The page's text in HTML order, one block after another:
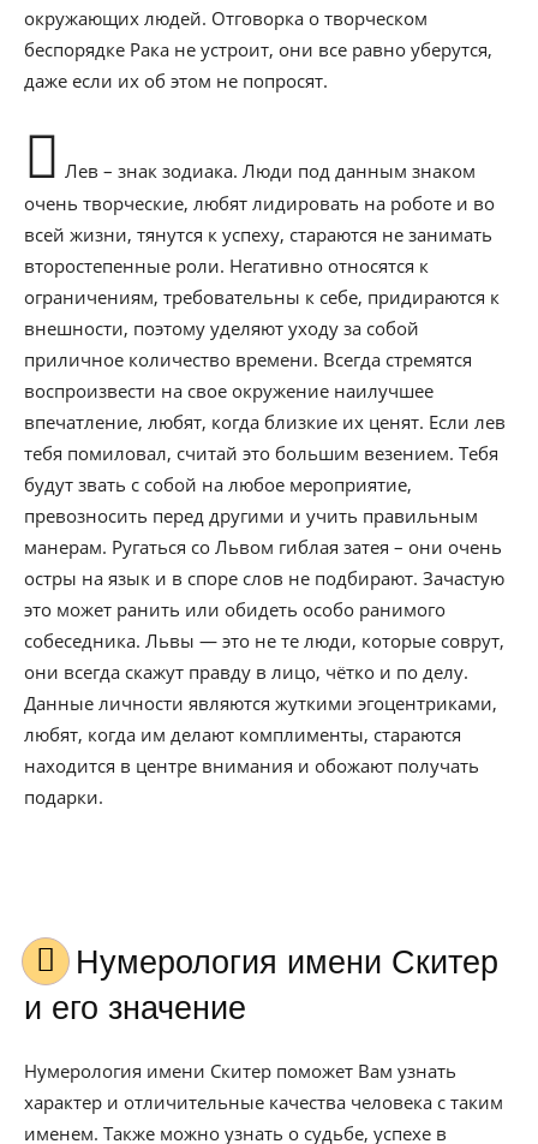
окружающих людей. Отговорка о творческом
беспорядке Рака не устроит, они все равно уберутся,
даже если их об этом не попросят.
Лев – знак зодиака. Люди под данным знаком
очень творческие, любят лидировать на роботе и во
всей жизни, тянутся к успеху, стараются не занимать
второстепенные роли. Негативно относятся к
ограничениям, требовательны к себе, придираются к
внешности, поэтому уделяют уходу за собой
приличное количество времени. Всегда стремятся
воспроизвести на свое окружение наилучшее
впечатление, любят, когда близкие их ценят. Если лев
тебя помиловал, считай это большим везением. Тебя
будут звать с собой на любое мероприятие,
превозносить перед другими и учить правильным
манерам. Ругаться со Львом гиблая затея – они очень
остры на язык и в споре слов не подбирают. Зачастую
это может ранить или обидеть особо ранимого
собеседника. Львы — это не те люди, которые соврут,
они всегда скажут правду в лицо, чётко и по делу.
Данные личности являются жуткими эгоцентриками,
любят, когда им делают комплименты, стараются
находится в центре внимания и обожают получать
подарки.
Нумерология имени Скитер
и его значение
Нумерология имени Скитер поможет Вам узнать
характер и отличительные качества человека с таким
именем. Также можно узнать о судьбе, успехе в